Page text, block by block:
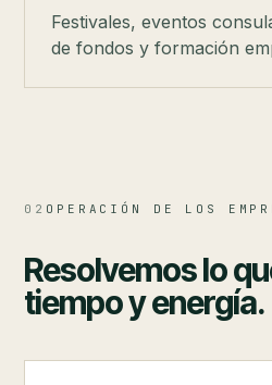
Festivales, eventos
de fondos y formación
02 OPERACIÓN DE LOS
Resolvemos lo
tiempo y energía.